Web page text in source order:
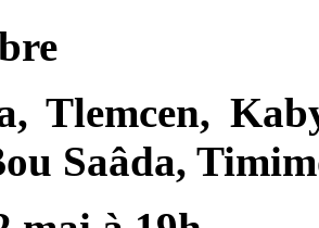
Tlemcen,
Saâda,